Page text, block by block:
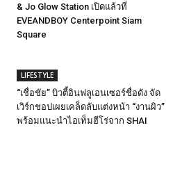
& Jo Glow Station เปิดแล้วที่
EVEANDBOY Centerpoint Siam
Square
LIFESTYLE
“เชื่อชัย” บิวตี้อินฟลูเอนเซอร์ชื่อดัง จัด
เวิร์กชอปเผยเคล็ดลับแต่งหน้า “งานผิว”
พร้อมแนะนำไอเท็มฮีโร่จาก SHAI